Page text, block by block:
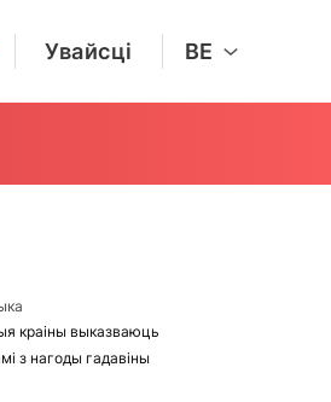
Увайсці BE
краіны выказваюць
з нагоды гадавіны